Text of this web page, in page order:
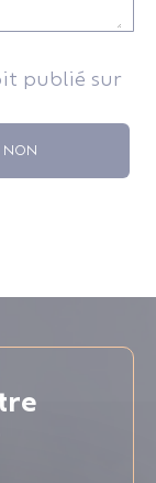
publié sur
NON